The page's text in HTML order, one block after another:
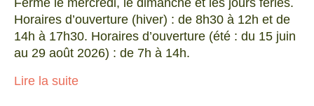
Fermé le mercredi, le dimanche et les jours fériés.
Horaires d’ouverture (hiver) : de 8h30 à 12h et de
14h à 17h30. Horaires d’ouverture (été : du 15 juin
au 29 août 2026) : de 7h à 14h.
Lire la suite